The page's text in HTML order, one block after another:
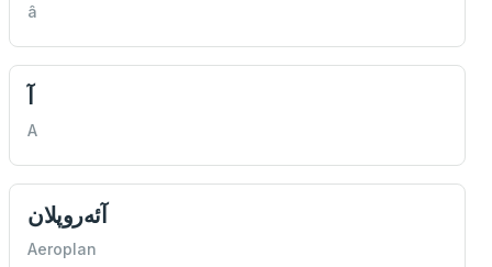
â
A
آئه‌روپلان
Aeroplan